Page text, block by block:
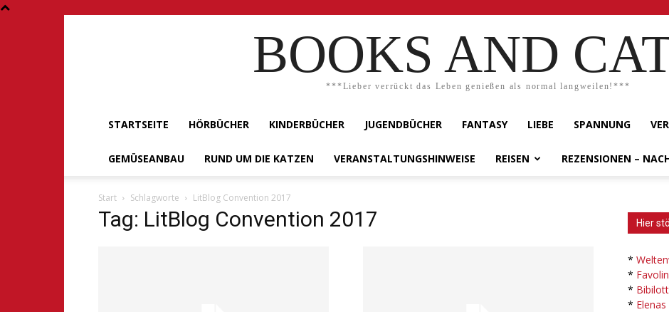
BOOKS AND
***Lieber verrückt das Leben genießen als normal langweilen!***
STARTSEITE HÖRBÜCHER KINDERBÜCHER JUGENDBÜCHER FANTASY LIEBE SPANNUNG
GEMÜSEANBAU RUND UM DIE KATZEN VERANSTALTUNGSHINWEISE REISEN REZENSIONEN –
Start Schlagworte LitBlog Convention 2017
Tag: LitBlog Convention 2017 Hier
*
*
*
*